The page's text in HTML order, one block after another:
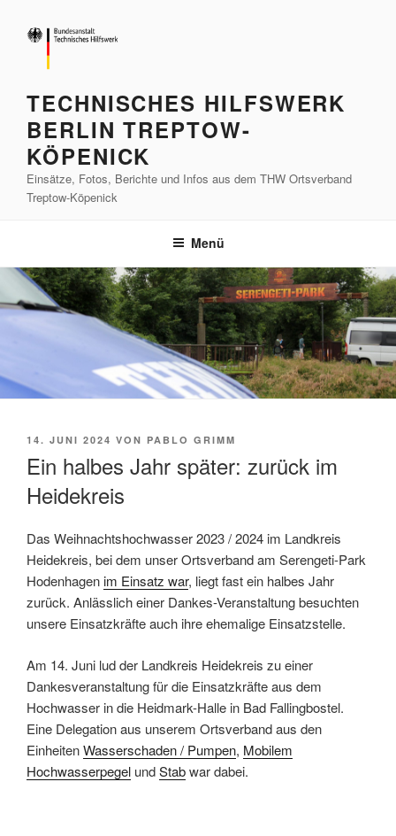
Inhalt
springen
TECHNISCHES HILFSWERK
BERLIN TREPTOW-
KÖPENICK
Einsätze, Fotos, Berichte und Infos aus dem THW Ortsverband
Treptow-Köpenick
Menü
VERÖFFENTLICHT
14. JUNI 2024 VON PABLO GRIMM
Ein halbes Jahr später: zurück im
Heidekreis
Das Weihnachtshochwasser 2023 / 2024 im Landkreis
Heidekreis, bei dem unser Ortsverband am Serengeti-Park
Hodenhagenim Einsatz war, liegt fast ein halbes Jahr
zurück. Anlässlich einer Dankes-Veranstaltung besuchten
unsere Einsatzkräfte auch ihre ehemalige Einsatzstelle.
Am 14. Juni lud der Landkreis Heidekreis zu einer
Dankesveranstaltung für die Einsatzkräfte aus dem
Hochwasser in die Heidmark-Halle in Bad Fallingbostel.
Eine Delegation aus unserem Ortsverband aus den
EinheitenWasserschaden / Pumpen, Mobilem
Hochwasserpegel undStabwar dabei.